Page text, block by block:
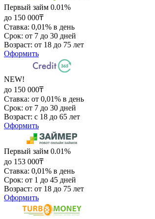
Первый займ 0.01%
до 150 000₸
Ставка: 0,01% в день
Срок: от 7 до 30 дней
Возраст: от 18 до 75 лет
Оформить
NEW!
до 150 000₸
Ставка: от 0,01% в день
Срок: от 7 до 30 дней
Возраст: с 18 до 65 лет
Оформить
Первый займ 0.01%
до 153 000₸
Ставка: 0,01% в день
Срок: от 1 до 45 дней
Возраст: от 18 до 75 лет
Оформить